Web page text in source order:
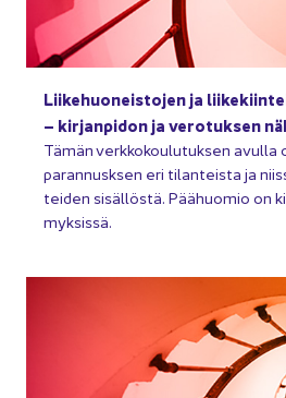
Lii­ke­huo­neis­to­jen ja
– kir­jan­pi­don ja ve­ro­tuk­sen
Tämän verk­ko­kou­lu­tuk­sen avul­la
pa­ran­nusk­sen eri ti­lan­teis­ta ja
tei­den si­säl­lös­tä. Pää­huo­mio on
myk­sis­sä.